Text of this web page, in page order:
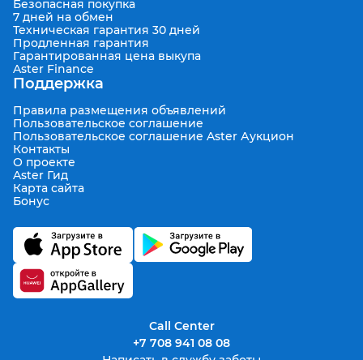
Безопасная покупка
7 дней на обмен
Техническая гарантия 30 дней
Продленная гарантия
Гарантированная цена выкупа
Aster Finance
Поддержка
Правила размещения объявлений
Пользовательское соглашение
Пользовательское соглашение Aster Аукцион
Контакты
О проекте
Aster Гид
Карта сайта
Бонус
Call Center
+7 708 941 08 08